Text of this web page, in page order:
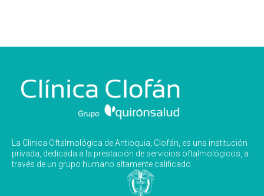
La Clínica Oftalmológica de Antioquia, Clofán, es una institución
privada, dedicada a la prestación de servicios oftalmológicos, a
través de un grupo humano altamente calificado.